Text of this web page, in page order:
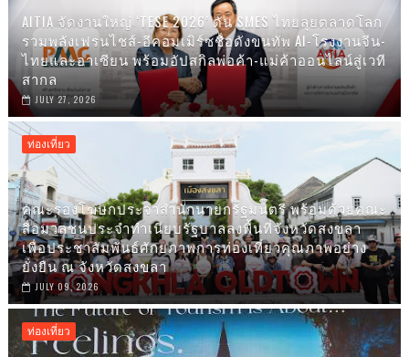
AITIA จัดงานใหญ่ ‘TESE 2026’ ดัน SMES ไทยลุยตลาดโลก
รวมพลังเฟรนไชส์-อีคอมเมิร์ซชื่อดังขนทัพ AI-โรงงานจีน-
ไทยและอาเซียน พร้อมอัปสกิลพ่อค้า-แม่ค้าออนไลน์สู่เวที
สากล
JULY 27, 2026
ท่องเที่ยว
คณะรองโฆษกประจำสำนักนายกรัฐมนตรี พร้อมด้วยคณะ
สื่อมวลชนประจำทำเนียบรัฐบาลลงพื้นที่จังหวัดสงขลา
เพื่อประชาสัมพันธ์ศักยภาพการท่องเที่ยวคุณภาพอย่าง
ยั่งยืน ณ จังหวัดสงขลา
JULY 09, 2026
ท่องเที่ยว